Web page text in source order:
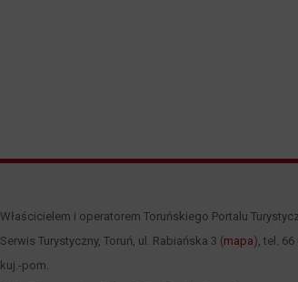
Właścicielem i operatorem Toruńskiego Portalu
Serwis Turystyczny, Toruń, ul. Rabiańska 3 (mapa), tel. 66
kuj.-pom.